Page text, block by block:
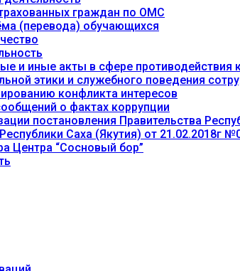
граждан по ОМС
(перевода) обучающихся
и иные акты в сфере противодействия
этики и служебного поведения
конфликта интересов
о фактах коррупции
постановления Правительства
Саха (Якутия) от 21.02.2018г
Центра “Сосновый бор”